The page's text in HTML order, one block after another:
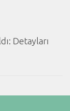
Detayları